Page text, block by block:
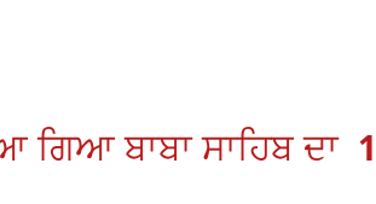
ਬਾਬਾ ਸਾਹਿਬ ਦਾ